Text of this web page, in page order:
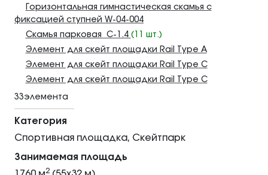
Горизонтальная гимнастическая скамья с
фиксацией ступней W-04-004
Скамья парковая С-1.4 (11 шт.)
Элемент для скейт площадки Rail Type A
Элемент для скейт площадки Rail Type C
Элемент для скейт площадки Rail Type C
33элемента
Категория
Спортивная площадка, Скейтпарк
Занимаемая площадь
2